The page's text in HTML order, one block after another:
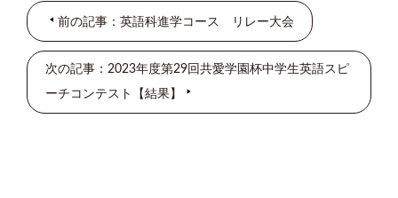
前の記事：英語科進学コース リレー大会
次の記事：2023年度第29回共愛学園杯中学生英語スピ
ーチコンテスト【結果】